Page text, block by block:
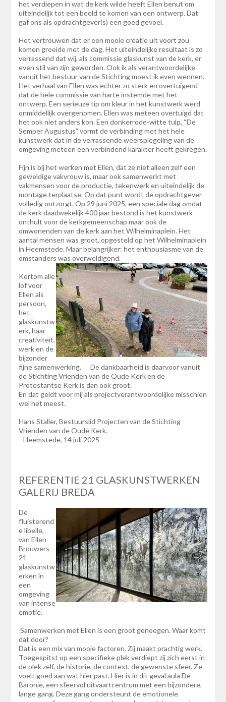
het verdiepen in wat de kerk wilde heeft Ellen benut om
uiteindelijk tot een beeld te komen van een ontwerp. Dat
gaf ons als opdrachtgever(s) een goed gevoel.
Het vertrouwen dat er een mooie creatie uit voort zou
komen groeide met de dag. Het uiteindelijke resultaat is zo
verrassend dat wij, als commissie glaskunst van de kerk, er
even stil van zijn geworden. Ook ik als verantwoordelijke
vanuit het bestuur van de Stichting moest ik even wennen.
Het verhaal van Ellen was echter zo sterk en overtuigend
dat de hele commissie van harte instemde met het
ontwerp. Een serieuze tip om kleur in het kunstwerk werd
onmiddellijk overgenomen. Ellen was meteen overtuigd dat
het ook niet anders kon. Een donkerrode-witte tulp, “De
Semper Augustus” vormt de verbinding met het hele
kunstwerk dat in de verrassende weerspiegeling van de
omgeving meteen een verbindend karakter heeft gekregen.
Fijn is bij het werken met Ellen, dat ze niet alleen zelf een
geweldige vakvrouw is, maar ook samenwerkt met
vakmensen voor de productie, tekenwerk en uiteindelijk de
montage terplaatse. Op dat punt wordt de opdrachtgever
volledig ontzorgt. Op 29 juni 2025, een speciale dag omdat
de kerk daadwekelijk 400 jaar bestond is het kunstwerk
onthult voor de kerkgemeenschap maar ook de
omwonenden van de kerk aan het Wilhelminaplein. Het
aantal mensen was groot, opgesteld op het Wilhelminaplein
in Heemstede. Maar belangrijker: het enthousiasme van de
omstanders was overweldigend.
Kortom alle
lof voor
Ellen als
persoon,
het
glaskunstw
erk, haar
creativiteit,
werk en de
bijzonder
fijne samenwerking. De dankbaarheid is daarvoor vanuit
de Stichting Vrienden van de Oude Kerk en de
Protestantse Kerk is dan ook groot.
En dat geldt voor mij als projectverantwoordelijke misschien
wel het meest.
Hans Staller, Bestuurslid Projecten van de Stichting
Vrienden van de Oude Kerk.
Heemstede, 14 juli 2025
REFERENTIE 21 GLASKUNSTWERKEN
GALERIJ BREDA
De
fluisterend
e libelle,
van Ellen
Brouwers
21
glaskunstw
erken in
een
omgeving
van intense
emotie.
Samenwerken met Ellen is een groot genoegen. Waar komt
dat door?
Dat is een mix van mooie factoren. Zij maakt prachtig werk.
Toegespitst op een specifieke plek verdiept zij zich eerst in
de plek zelf, de historie, de context, de gewenste sfeer. Ze
voelt goed aan wat hier past. Hier is in dit geval aula De
Baronie, een sfeervol uitvaartcentrum met een bijzondere,
lange gang. Deze gang ondersteunt de emotionele